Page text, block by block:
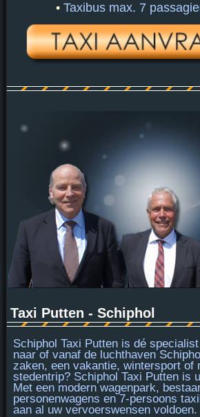
• Taxibus max. 7
Taxi Putten - Schiphol
Schiphol Taxi Putten is dé specialist
naar of vanaf de luchthaven
zaken, een vakantie, wintersport of
stedentrip? Schiphol Taxi Putten is
Met een modern wagenpark,
personenwagens en7-persoons
aan al uw vervoerswensen voldoen.